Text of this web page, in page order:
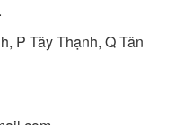
P Tây Thạnh, Q Tân